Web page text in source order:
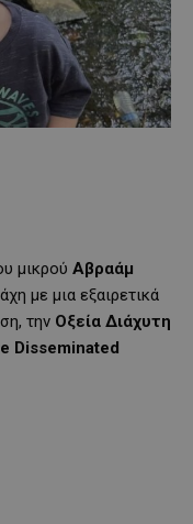
μικρού Αβραάμ
με μια εξαιρετικά
την Οξεία Διάχυτη
Disseminated